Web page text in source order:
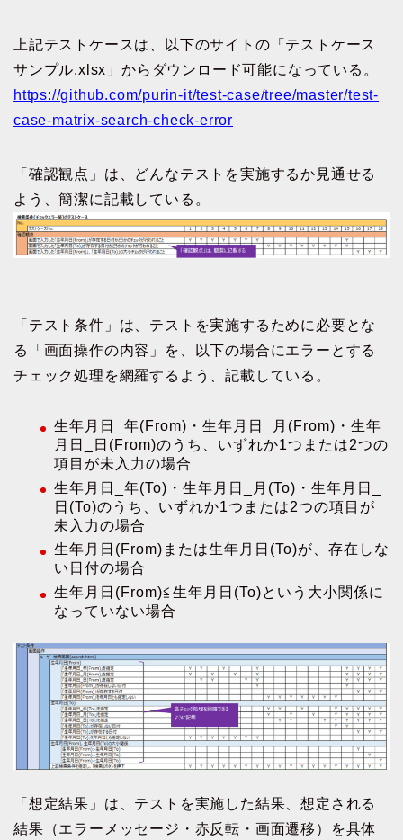
上記テストケースは、以下のサイトの「テストケース
サンプル.xlsx」からダウンロード可能になっている。
https://github.com/purin-it/test-case/tree/master/test-
case-matrix-search-check-error
「確認観点」は、どんなテストを実施するか見通せる
よう、簡潔に記載している。
「テスト条件」は、テストを実施するために必要とな
る「画面操作の内容」を、以下の場合にエラーとする
チェック処理を網羅するよう、記載している。
生年月日_年(From)・生年月日_月(From)・生年
月日_日(From)のうち、いずれか1つまたは2つの
項目が未入力の場合
生年月日_年(To)・生年月日_月(To)・生年月日_
日(To)のうち、いずれか1つまたは2つの項目が
未入力の場合
生年月日(From)または生年月日(To)が、存在しな
い日付の場合
生年月日(From)≦生年月日(To)という大小関係に
なっていない場合
「想定結果」は、テストを実施した結果、想定される
結果（エラーメッセージ・赤反転・画面遷移）を具体